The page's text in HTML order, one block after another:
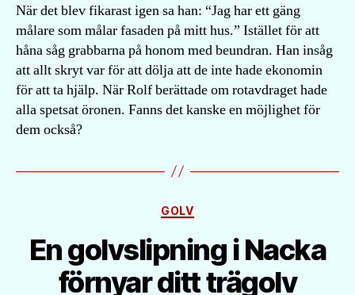
När det blev fikarast igen sa han: “Jag har ett gäng
målare som målar fasaden på mitt hus.” Istället för att
håna såg grabbarna på honom med beundran. Han insåg
att allt skryt var för att dölja att de inte hade ekonomin
för att ta hjälp. När Rolf berättade om rotavdraget hade
alla spetsat öronen. Fanns det kanske en möjlighet för
dem också?
Kategorier
GOLV
En golvslipning i Nacka
förnyar ditt trägolv